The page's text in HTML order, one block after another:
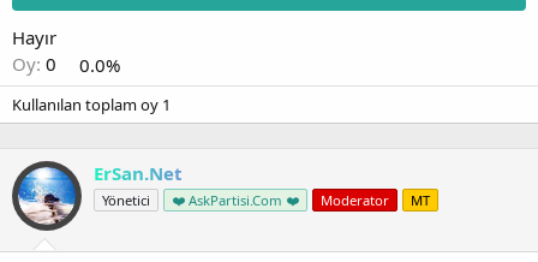
ş
l
a
t
a
r
i
Hayır
Oy: 0 0.0%
Kullanılan toplam oy 1
ErSan.Net
Yönetici ❤️ AskPartisi.Com ❤️ Moderator MT